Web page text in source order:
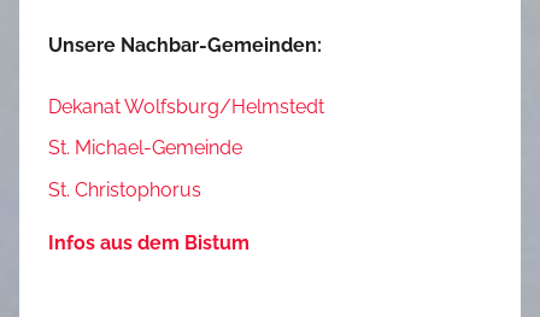
Unsere Nachbar-Gemeinden:
Dekanat Wolfsburg/Helmstedt
St. Michael-Gemeinde
St. Christophorus
Infos aus dem Bistum